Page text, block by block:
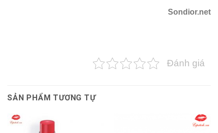
Sondior.net
Đánh giá
SẢN PHẨM TƯƠNG TỰ